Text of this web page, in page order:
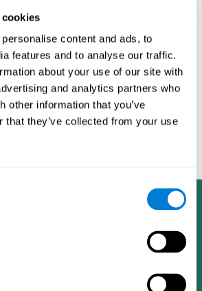
content and ads, to
features and to analyse our traffic.
about your use of our site with
and analytics partners who
other information that you’ve
that they’ve collected from your use
현실화
능력의 변화에 ​​따라 운동의 난이도가 증가
수준을 정확하게 양방향으로 조정합니다.
소 중 하나는 사용자의인지 프로필은 인구
용자의 프로필 성능과 비교하여 연령 및
별합니다. 평가의 객관성을 가능하게하는 것
얻은 정보를 포함하는 방대한 CogniFit 데
보 세트는 모든 CogniFit 뇌 운동 제품에서
분석하고 긍정적 인 피드백을 생성 할 수